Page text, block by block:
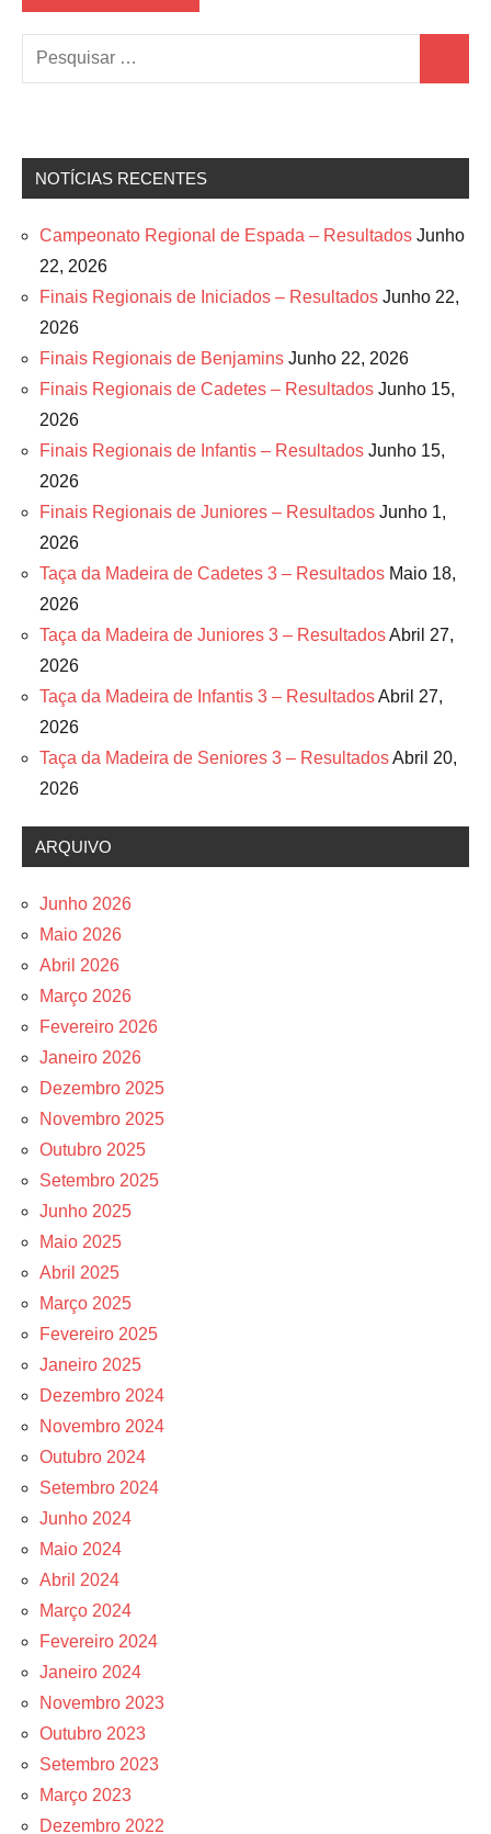
Pesquisar
por:
NOTÍCIAS RECENTES
Campeonato Regional de Espada – Resultados Junho
22, 2026
Finais Regionais de Iniciados – Resultados Junho 22,
2026
Finais Regionais de Benjamins Junho 22, 2026
Finais Regionais de Cadetes – Resultados Junho 15,
2026
Finais Regionais de Infantis – Resultados Junho 15,
2026
Finais Regionais de Juniores – Resultados Junho 1,
2026
Taça da Madeira de Cadetes 3 – Resultados Maio 18,
2026
Taça da Madeira de Juniores 3 – ResultadosAbril 27,
2026
Taça da Madeira de Infantis 3 – ResultadosAbril 27,
2026
Taça da Madeira de Seniores 3 – ResultadosAbril 20,
2026
ARQUIVO
Junho 2026
Maio 2026
Abril 2026
Março 2026
Fevereiro 2026
Janeiro 2026
Dezembro 2025
Novembro 2025
Outubro 2025
Setembro 2025
Junho 2025
Maio 2025
Abril 2025
Março 2025
Fevereiro 2025
Janeiro 2025
Dezembro 2024
Novembro 2024
Outubro 2024
Setembro 2024
Junho 2024
Maio 2024
Abril 2024
Março 2024
Fevereiro 2024
Janeiro 2024
Novembro 2023
Outubro 2023
Setembro 2023
Março 2023
Dezembro 2022